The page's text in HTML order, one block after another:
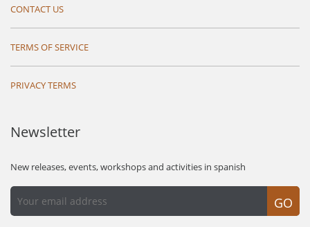
CONTACT US
TERMS OF SERVICE
PRIVACY TERMS
Newsletter
New releases, events, workshops and activities in spanish
GO